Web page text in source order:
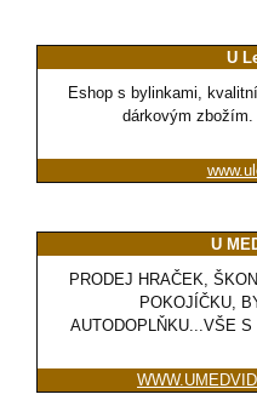
U
Eshop s bylinkami,
dárkovým
U
PRODEJ HRAČEK,
POKOJÍČKU,
AUTODOPLŇKU...VŠE